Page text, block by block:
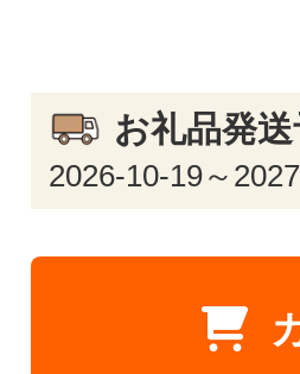
お礼品発
2026-10-19～